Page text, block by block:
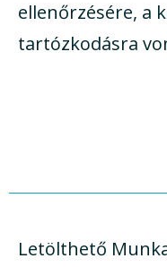
ellenőrzésére, a
tartózkodásra
Letölthető